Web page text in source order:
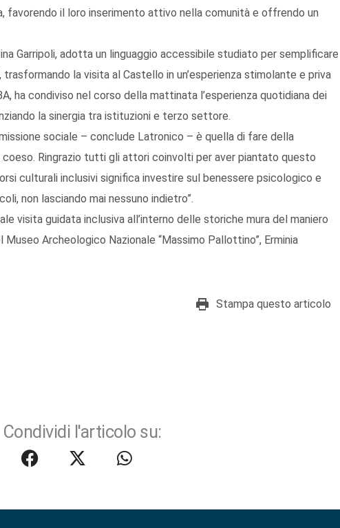
favorendo il loro inserimento attivo nella comunità e offrendo un
Garripoli, adotta un linguaggio accessibile studiato per semplificare
trasformando la visita al Castello in un’esperienza stimolante e priva
ha condiviso nel corso della mattinata l’esperienza quotidiana dei
la sinergia tra istituzioni e terzo settore.
sociale – conclude Latronico – è quella di fare della
Ringrazio tutti gli attori coinvolti per aver piantato questo
culturali inclusivi significa investire sul benessere psicologico e
non lasciando mai nessuno indietro”.
visita guidata inclusiva all’interno delle storiche mura del maniero
Archeologico Nazionale “Massimo Pallottino”, Erminia
Stampa questo articolo
Condividi l'articolo su: